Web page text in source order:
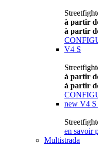
à partir
à partir
V4 S
à partir
à partir
new V4 S
en savoir
Multistrada